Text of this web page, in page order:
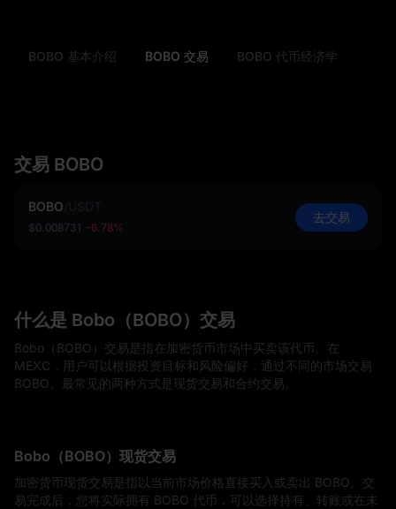
BOBO 基本介绍 BOBO 交易 BOBO 代币经济学
交易 BOBO
BOBO
$0.008731 -6.78%
去交易
什么是 Bobo（BOBO）交易
Bobo（BOBO）交易是指在加密货币市场中买卖该代币。在
MEXC，用户可以根据投资目标和风险偏好，通过不同的市场交易
BOBO。最常见的两种方式是现货交易和合约交易。
Bobo（BOBO）现货交易
加密货币现货交易是指以当前市场价格直接买入或卖出 BOBO。交
易完成后，您将实际拥有 BOBO 代币，可以选择持有、转账或在未